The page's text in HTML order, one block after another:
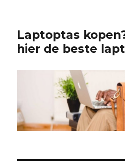
Laptoptas
hier de beste